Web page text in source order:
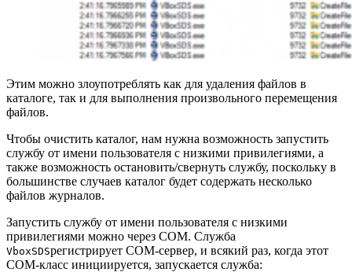
Этим можно злоупотреблять как для удаления файлов в
каталоге, так и для выполнения произвольного перемещения
файлов.
Чтобы очистить каталог, нам нужна возможность запустить
службу от имени пользователя с низкими привилегиями, а
также возможность остановить/свернуть службу, поскольку в
большинстве случаев каталог будет содержать несколько
файлов журналов.
Запустить службу от имени пользователя с низкими
привилегиями можно через COM. Служба
VboxSDSрегистрирует COM-сервер, и всякий раз, когда этот
COM-класс инициируется, запускается служба: